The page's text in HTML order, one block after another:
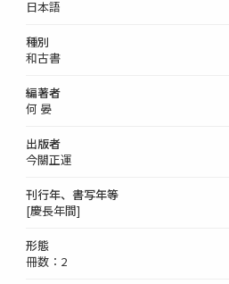
日本語
種別
和古書
編著者
何 晏
出版者
今關正運
刊行年、書写年等
[慶長年間]
形態
冊数：2